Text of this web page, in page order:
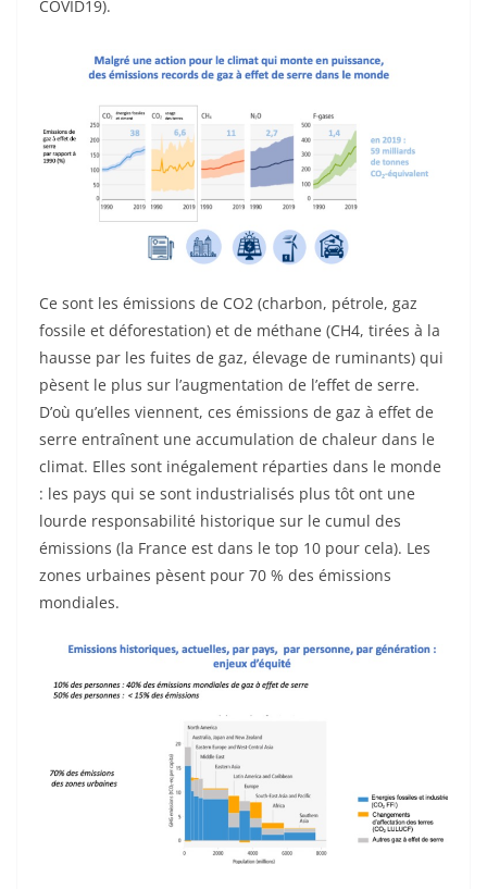
COVID19).
Ce sont les émissions de CO2 (charbon, pétrole, gaz
fossile et déforestation) et de méthane (CH4, tirées à la
hausse par les fuites de gaz, élevage de ruminants) qui
pèsent le plus sur l’augmentation de l’effet de serre.
D’où qu’elles viennent, ces émissions de gaz à effet de
serre entraînent une accumulation de chaleur dans le
climat. Elles sont inégalement réparties dans le monde
: les pays qui se sont industrialisés plus tôt ont une
lourde responsabilité historique sur le cumul des
émissions (la France est dans le top 10 pour cela). Les
zones urbaines pèsent pour 70 % des émissions
mondiales.